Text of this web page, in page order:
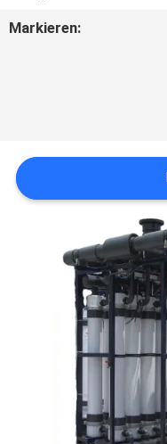
NACHRICHTEN
SITEMAP
PRIVACY
POLICY
Markieren: